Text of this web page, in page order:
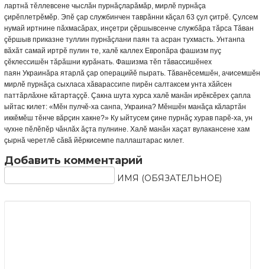
лартнă тĕллевсене чыслăн пурнăçларăмăр, мирлĕ пурнăçа
çирĕплетрĕмĕр. Эпĕ çар службинчен таврăнни кăçал 63 çул çитрĕ. Çулсем
нумай иртнине пăхмасăрах, инçетри çĕршывсенче службăра тăрса Тăван
çĕршыв приказне туллин пурнăçлани паян та асран тухмасть. Унтанпа
вăхăт самай иртрĕ пулин те, халĕ каллех Европăра фашизм пуç
çĕклессишĕн тăрăшни курăнать. Фашизма тĕп тăвассишĕнех
паян Украинăра ятарлă çар операцийĕ пырать. Тăванĕсемшĕн, ачисемшĕн
мирлĕ пурнăçа сыхласа хăварассипе пирĕн салтаксем унта хăйсен
паттăрлăхне кăтартаççĕ. Çакна шута хурса халĕ манăн ирĕксĕрех çапла
ыйтас килет: «Мĕн пулчĕ-ха санпа, Украина? Мĕншĕн манăçа кăлартăн
иккĕмĕш тĕнче вăрçин хакне?» Ку ыйтусем çине пурнăç хурав парĕ-ха, ун
чухне пĕлĕпĕр чăнлăх ăçта пулнине. Халĕ манăн хаçат вулакансене хам
çырнă черетлĕ сăвă йĕркисемпе паллаштарас килет.
Добавить комментарий
ИМЯ (ОБЯЗАТЕЛЬНОЕ)